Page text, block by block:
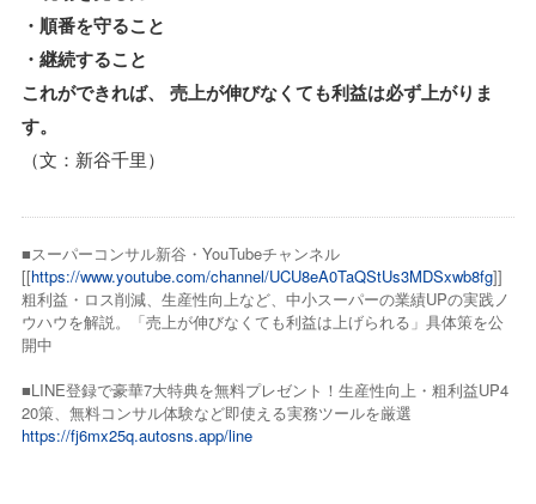
・順番を守ること
・継続すること
これができれば、 売上が伸びなくても利益は必ず上がりま
す。
（文：新谷千里）
■スーパーコンサル新谷・YouTubeチャンネル
[[https://www.youtube.com/channel/UCU8eA0TaQStUs3MDSxwb8fg]]
粗利益・ロス削減、生産性向上など、中小スーパーの業績UPの実践ノ
ウハウを解説。「売上が伸びなくても利益は上げられる」具体策を公
開中
■LINE登録で豪華7大特典を無料プレゼント！生産性向上・粗利益UP4
20策、無料コンサル体験など即使える実務ツールを厳選
https://fj6mx25q.autosns.app/line